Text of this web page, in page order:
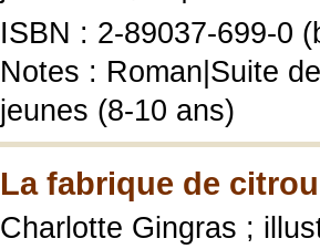
ISBN : 2-89037-699-0
Notes : Roman|Suite
jeunes (8-10 ans)
La fabrique de
Charlotte Gingras ;